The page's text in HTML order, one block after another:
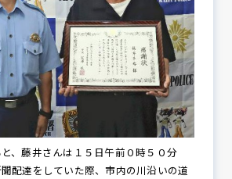
犯協力会について
、藤井さんは１５日午前０時５０分
配達をしていた際、市内の川沿いの道